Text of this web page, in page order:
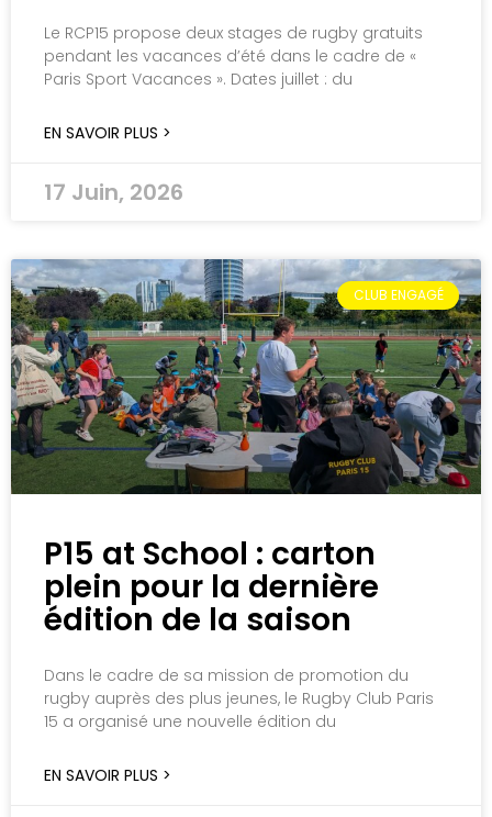
Le RCP15 propose deux stages de rugby gratuits
pendant les vacances d’été dans le cadre de «
Paris Sport Vacances ». Dates juillet : du
EN SAVOIR PLUS >
17 Juin, 2026
CLUB ENGAGÉ
P15 at School : carton
plein pour la dernière
édition de la saison
Dans le cadre de sa mission de promotion du
rugby auprès des plus jeunes, le Rugby Club Paris
15 a organisé une nouvelle édition du
EN SAVOIR PLUS >